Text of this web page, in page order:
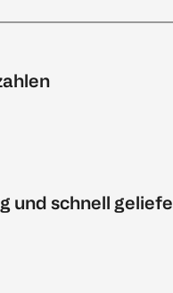
und schnell